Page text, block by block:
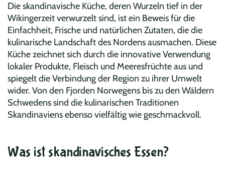
Die skandinavische Küche, deren Wurzeln tief in der
Wikingerzeit verwurzelt sind, ist ein Beweis für die
Einfachheit, Frische und natürlichen Zutaten, die die
kulinarische Landschaft des Nordens ausmachen. Diese
Küche zeichnet sich durch die innovative Verwendung
lokaler Produkte, Fleisch und Meeresfrüchte aus und
spiegelt die Verbindung der Region zu ihrer Umwelt
wider. Von den Fjorden Norwegens bis zu den Wäldern
Schwedens sind die kulinarischen Traditionen
Skandinaviens ebenso vielfältig wie geschmackvoll.
Was ist skandinavisches Essen?